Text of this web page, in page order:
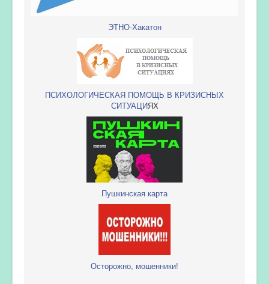
ЭТНО-Хакатон
ПСИХОЛОГИЧЕСКАЯ ПОМОЩЬ В КРИЗИСНЫХ
СИТУАЦИЯХ
Пушкинская карта
Осторожно, мошенники!